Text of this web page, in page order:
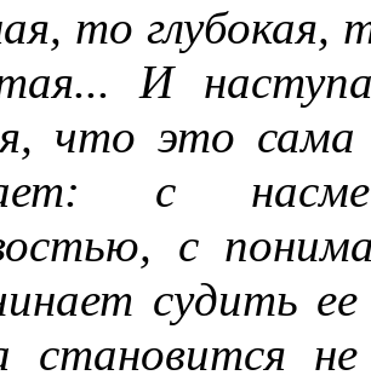
то глубокая,
И
что это сама
с
с
судить
становится